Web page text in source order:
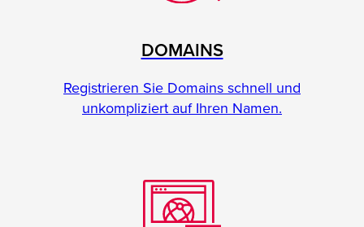
DOMAINS
Registrieren Sie Domains schnell und
unkompliziert auf Ihren Namen.